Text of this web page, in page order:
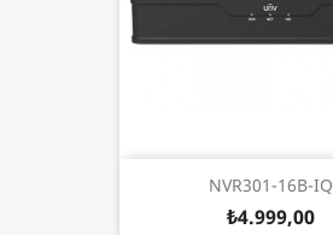
NVR301-16B-IQ
₺4.999,00